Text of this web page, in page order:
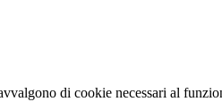
di cookie necessari al